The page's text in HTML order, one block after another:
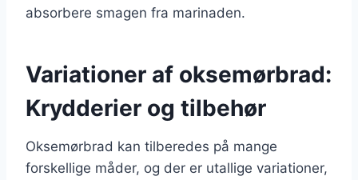
absorbere smagen fra marinaden.
Variationer af oksemørbrad:
Krydderier og tilbehør
Oksemørbrad kan tilberedes på mange
forskellige måder, og der er utallige variationer,